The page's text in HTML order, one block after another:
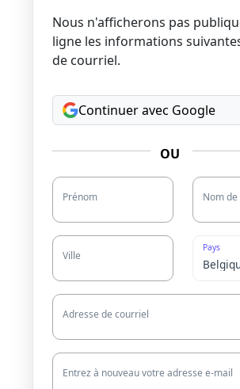
Nous n'afficherons pas
ligne les informations
de courriel.
Continuer avec Google
OU
Prénom Nom
Ville
Pays
Adresse de courriel
Entrez à nouveau votre adresse e-mail